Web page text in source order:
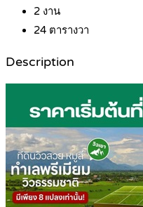
2 งาน
24 ตารางวา
Description